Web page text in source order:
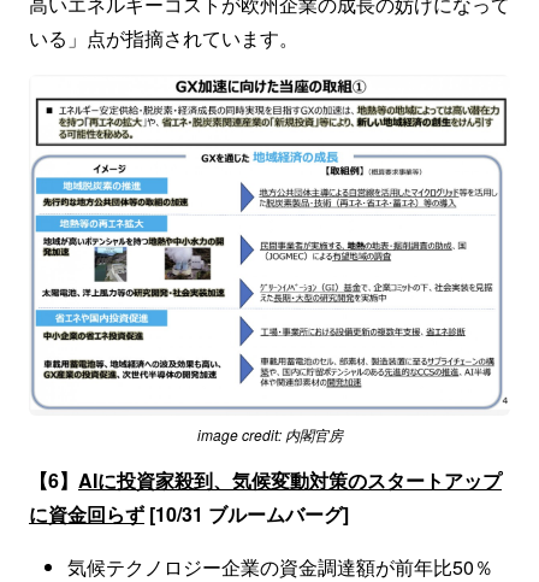
いる」点が指摘されています。
image credit: 内閣官房
【6】 AIに投資家殺到、気候変動対策のスタートアップ
に資金回らず [10/31 ブルームバーグ]
気候テクノロジー企業の資金調達額が前年比50％